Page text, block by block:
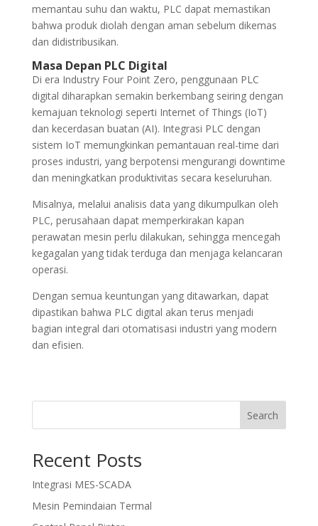
memantau suhu dan waktu, PLC dapat memastikan
bahwa produk diolah dengan aman sebelum dikemas
dan didistribusikan.
Masa Depan PLC Digital
Di era Industry Four Point Zero, penggunaan PLC
digital diharapkan semakin berkembang seiring dengan
kemajuan teknologi seperti Internet of Things (IoT)
dan kecerdasan buatan (AI). Integrasi PLC dengan
sistem IoT memungkinkan pemantauan real-time dari
proses industri, yang berpotensi mengurangi downtime
dan meningkatkan produktivitas secara keseluruhan.
Misalnya, melalui analisis data yang dikumpulkan oleh
PLC, perusahaan dapat memperkirakan kapan
perawatan mesin perlu dilakukan, sehingga mencegah
kegagalan yang tidak terduga dan menjaga kelancaran
operasi.
Dengan semua keuntungan yang ditawarkan, dapat
dipastikan bahwa PLC digital akan terus menjadi
bagian integral dari otomatisasi industri yang modern
dan efisien.
Search
Recent Posts
Integrasi MES-SCADA
Mesin Pemindaian Termal